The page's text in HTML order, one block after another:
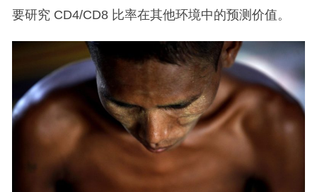
要研究 CD4/CD8 比率在其他环境中的预测价值。